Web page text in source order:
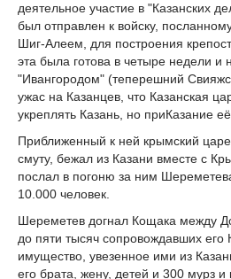
деятельное участие в "Казанских
был отправлен к войску,
Шиг-Алеем, для построения
эта была готова в четыре недели и
"Ивангородом" (теперешний
ужас на Казанцев, что Казанская
укреплять Казань, но приКазание
Приближенный к ней крымский
смуту, бежал из Казани вместе с
послал в погоню за ним
10.000 человек.
Шереметев догнал Кощака между
до пяти тысяч сопровождавших его
имущество, увезенное ими из
его брата, жену, детей и 300 мурз